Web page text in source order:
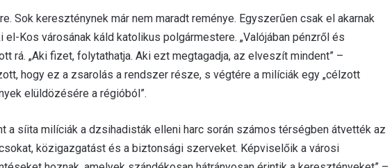
Sok kereszténynek már nem maradt reménye. Egyszerűen csak el akarnak
el-Kos városának káld katolikus polgármestere. „Valójában pénzről és
rá. „Aki fizet, folytathatja. Aki ezt megtagadja, az elveszít mindent” –
hogy ez a zsarolás a rendszer része, s végtére a milíciák egy „célzott
elüldözésére a régióból”.
a síita milíciák a dzsihadisták elleni harc során számos térségben átvették az
közigazgatást és a biztonsági szerveket. Képviselőik a városi